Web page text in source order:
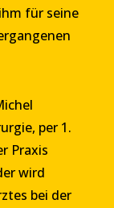
für seine
per 1.
Praxis
wird
bei der